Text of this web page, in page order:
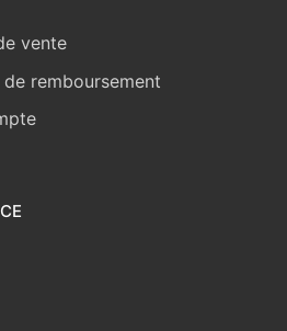
vente
remboursement